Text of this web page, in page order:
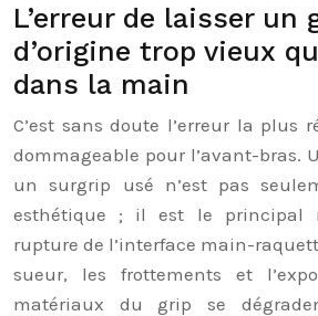
L’erreur de laisser un
d’origine trop vieux
dans la main
C’est sans doute l’erreur la plus
dommageable pour l’avant-bras.
un surgrip usé n’est pas
esthétique ; il est le principal
rupture de l’interface main-
sueur, les frottements et
matériaux du grip se